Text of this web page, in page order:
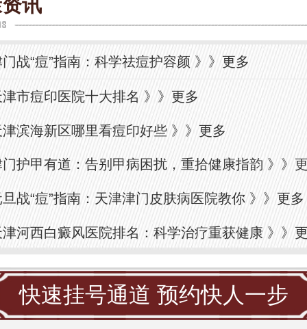
讯
战“痘”指南：科学祛痘护容颜 》》更多
津市痘印医院十大排名 》》 更多
津滨海新区哪里看痘印好些 》》更多
门护甲有道：告别甲病困扰，重拾健康指韵 》》
战“痘”指南：天津津门皮肤病医院教你 》》 更多
津河西白癜风医院排名：科学治疗重获健康 》》
快速挂号通道 预约快人一步